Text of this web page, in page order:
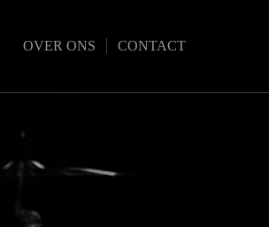
OVER ONS CONTACT